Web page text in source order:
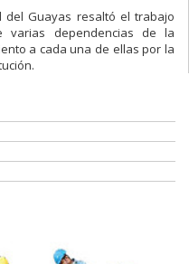
Guayas resaltó el trabajo
varias dependencias de la
a cada una de ellas por la